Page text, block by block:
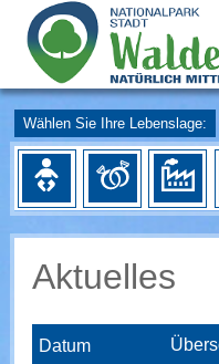
Wählen Sie Ihre Lebenslage:
Aktuelles
Datum